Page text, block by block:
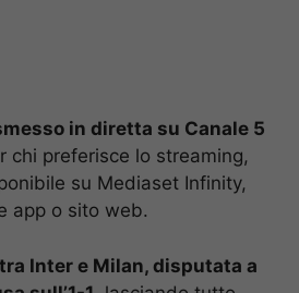
in diretta su Canale 5
chi preferisce lo streaming,
su Mediaset Infinity,
app o sito web.
Inter e Milan, disputata a